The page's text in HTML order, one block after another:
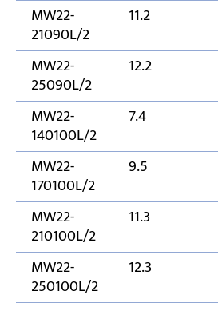
MW22-
21090L/2
11.2
MW22-
25090L/2
12.2
MW22-
140100L/2
7.4
MW22-
170100L/2
9.5
MW22-
210100L/2
11.3
MW22-
250100L/2
12.3